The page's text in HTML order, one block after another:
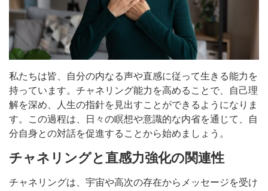
私たちは皆、自分の内なる声や直感に従って生きる能力を
持っています。チャネリング能力を高めることで、自己理
解を深め、人生の指針を見出すことができるようになりま
す。この過程は、日々の瞑想や意識的な内省を通じて、自
分自身との対話を促進することから始めましょう。
チャネリングと直感力強化の関連性
チャネリングは、宇宙や高次の存在からメッセージを受け